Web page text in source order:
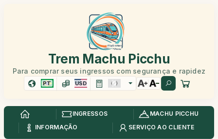
Trem Machu Picchu
Para comprar seus ingressos com segurança e rapidez
PT USD
INGRESSOS
MACHU PICCHU
INFORMAÇÃO
SERVIÇO AO CLIENTE